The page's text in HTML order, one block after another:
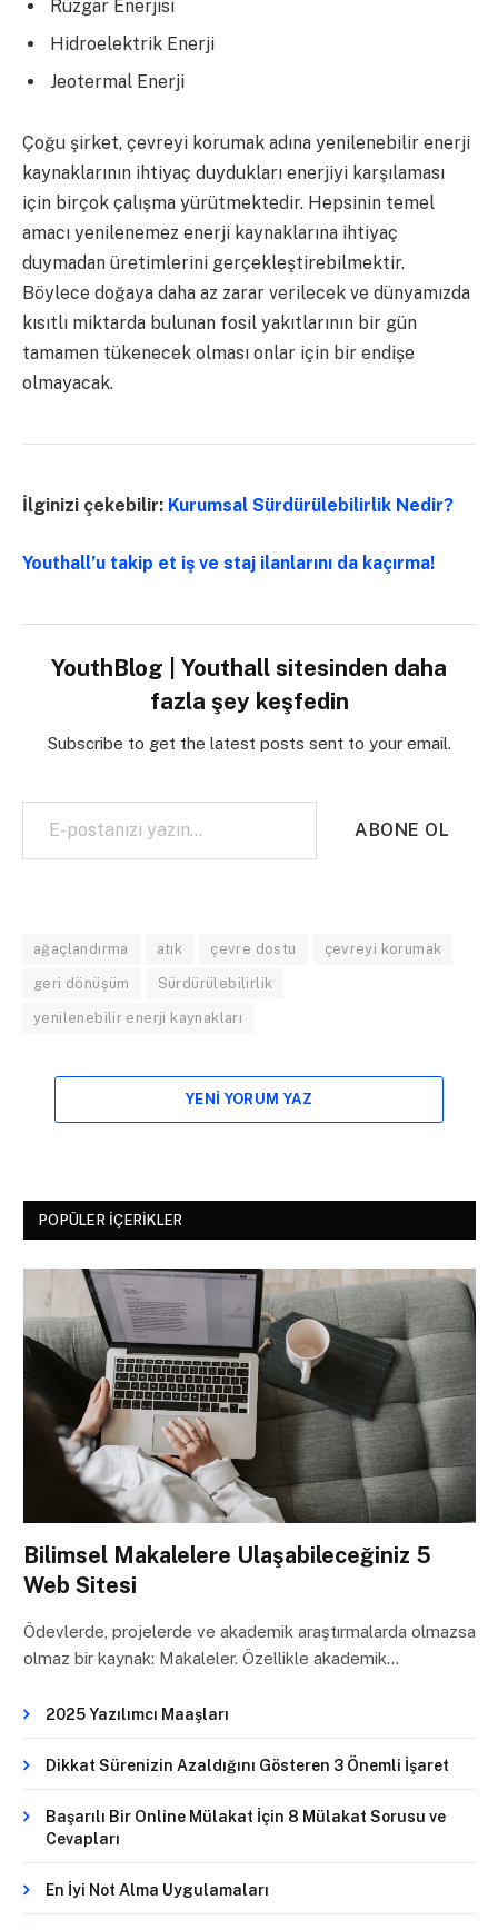
Rüzgar Enerjisi
Hidroelektrik Enerji
Jeotermal Enerji
Çoğu şirket, çevreyi korumak adına yenilenebilir enerji
kaynaklarının ihtiyaç duydukları enerjiyi karşılaması
için birçok çalışma yürütmektedir. Hepsinin temel
amacı yenilenemez enerji kaynaklarına ihtiyaç
duymadan üretimlerini gerçekleştirebilmektir.
Böylece doğaya daha az zarar verilecek ve dünyamızda
kısıtlı miktarda bulunan fosil yakıtlarının bir gün
tamamen tükenecek olması onlar için bir endişe
olmayacak.
İlginizi çekebilir: Kurumsal Sürdürülebilirlik Nedir?
Youthall’u takip et iş ve staj ilanlarını da kaçırma!
YouthBlog | Youthall sitesinden daha
fazla şey keşfedin
Subscribe to get the latest posts sent to your email.
E-postanızı yazın…
ABONE OL
ağaçlandırma atık çevre dostu çevreyi korumak
geri dönüşüm Sürdürülebilirlik
yenilenebilir enerji kaynakları
YENI YORUM YAZ
POPÜLER İÇERIKLER
Bilimsel Makalelere Ulaşabileceğiniz 5
Web Sitesi
Ödevlerde, projelerde ve akademik araştırmalarda olmazsa
olmaz bir kaynak: Makaleler. Özellikle akademik…
2025 Yazılımcı Maaşları
Dikkat Sürenizin Azaldığını Gösteren 3 Önemli İşaret
Başarılı Bir Online Mülakat İçin 8 Mülakat Sorusu ve
Cevapları
En İyi Not Alma Uygulamaları